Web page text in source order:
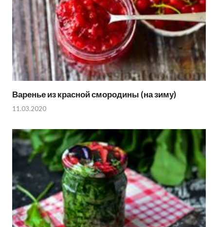
Варенье из красной смородины (на зиму)
11.03.2020